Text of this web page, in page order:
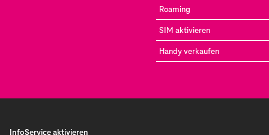
Roaming
SIM aktivieren
Handy verkaufen
InfoService aktivieren